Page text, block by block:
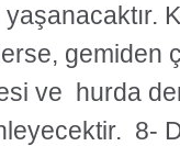
gemiden
ve hurda
8-